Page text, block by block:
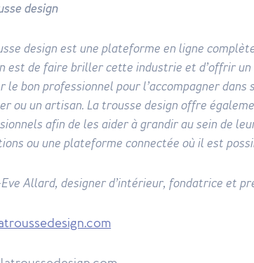
design
design est une plateforme en ligne
est de faire briller cette industrie et d’offrir
le bon professionnel pour l’accompagner
ou un artisan. La trousse design offre
afin de les aider à grandir au sein de
ou une plateforme connectée où il est
Allard, designer d’intérieur, fondatrice et